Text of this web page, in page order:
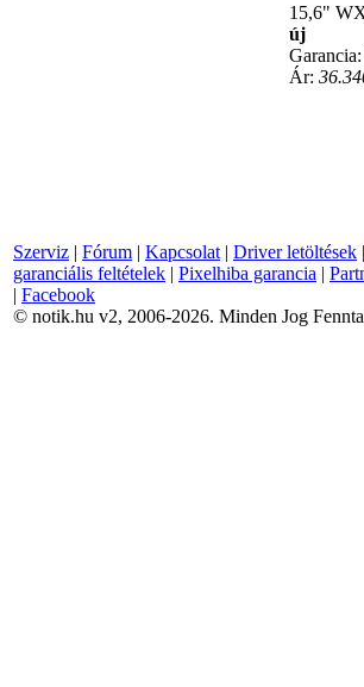
15,6"
új
Ár:
Szerviz | Fórum | Kapcsolat | Driver letöltések |
garanciális feltételek | Pixelhiba garancia |
| Facebook
© notik.hu v2, 2006-2026. Minden Jog